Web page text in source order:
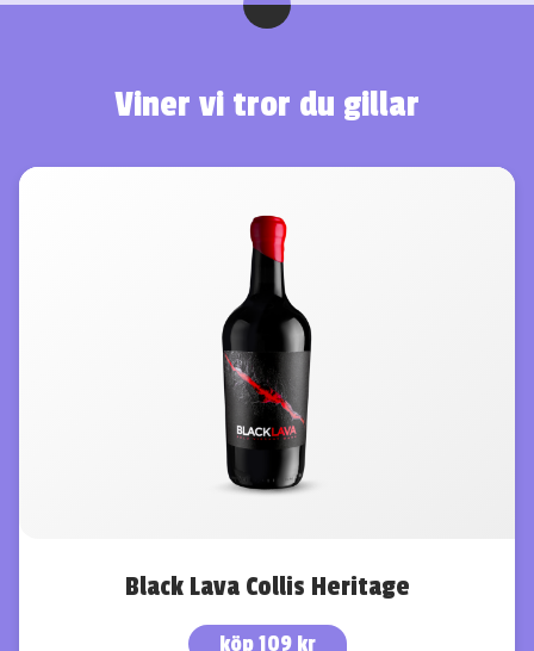
Viner vi tror du gillar
Black Lava Collis Heritage
köp 109 kr